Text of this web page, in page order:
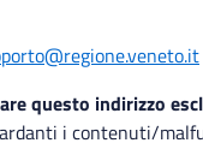
questo indirizzo
i contenuti/